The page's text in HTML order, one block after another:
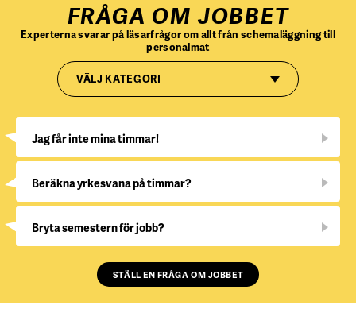
FRÅGA OM JOBBET
Experterna svarar på läsarfrågor om allt från schemaläggning till
personalmat
VÄLJ KATEGORI
Jag får inte mina timmar!
Beräkna yrkesvana på timmar?
Bryta semestern för jobb?
STÄLL EN FRÅGA OM JOBBET